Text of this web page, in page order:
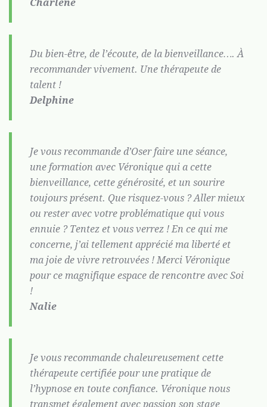
Charlène
Du bien-être, de l’écoute, de la bienveillance…. À
recommander vivement. Une thérapeute de
talent !
Delphine
Je vous recommande d’Oser faire une séance,
une formation avec Véronique qui a cette
bienveillance, cette générosité, et un sourire
toujours présent. Que risquez-vous ? Aller mieux
ou rester avec votre problématique qui vous
ennuie ? Tentez et vous verrez ! En ce qui me
concerne, j’ai tellement apprécié ma liberté et
ma joie de vivre retrouvées ! Merci Véronique
pour ce magnifique espace de rencontre avec Soi
!
Nalie
Je vous recommande chaleureusement cette
thérapeute certifiée pour une pratique de
l’hypnose en toute confiance. Véronique nous
transmet également avec passion son stage